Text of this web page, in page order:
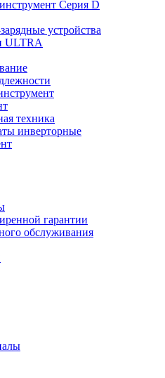
Серия D
устройства
ULTRA
техника
инверторные
гарантии
обслуживания